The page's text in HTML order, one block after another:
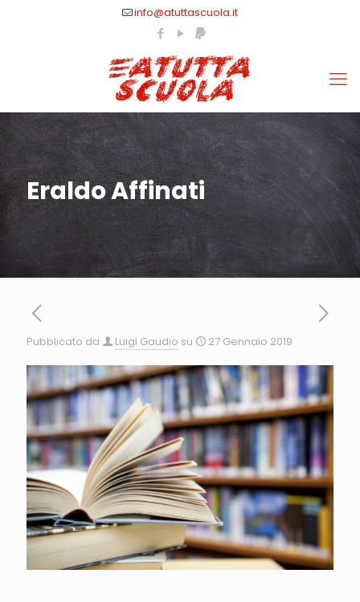
info@atuttascuola.it
Eraldo Affinati
Pubblicato da Luigi Gaudio su 27 Gennaio 2019